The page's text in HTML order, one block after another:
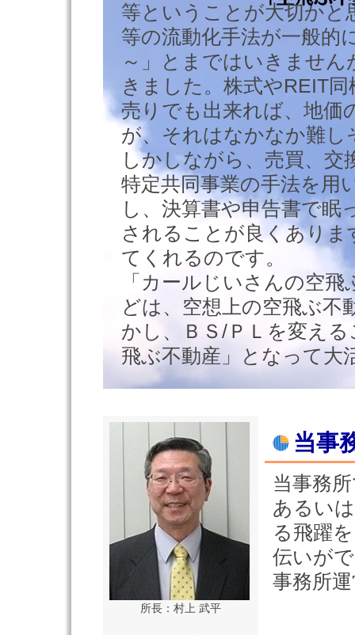
等ということが大切かと
等の流動化手法が一般的
～」とまではいきませ
きました。株式やREIT
売りでも出来れば、地価
が、それはなかなか難し
しかしながら、売買、交
特定共同事業の手法を用
し、決算書や申告書で眠
されることが良くありま
てくれるのです。
「カールじいさんの空
どは、空想上の空飛ぶ不
かし、ＢＳ/ＰＬを変え
飛ぶ不動産」となって大
所長：村上 武平
当事
当事務
あるい
る飛躍
伝いが
事務所